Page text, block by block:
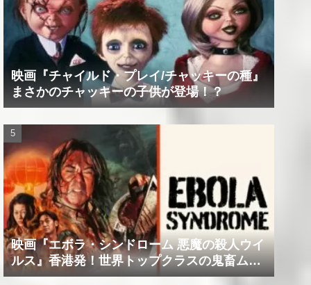
映画『チャイルド・プレイ/チャッキーの種』
まさかのチャッキーの子供が登場！？
映画『エボラ・シンドローム 悪魔の殺人ウイ
ルス』香港発！世界トップクラスの鬼畜ムー
ビー！！